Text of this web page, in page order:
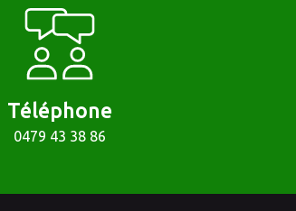
Téléphone
0479 43 38 86